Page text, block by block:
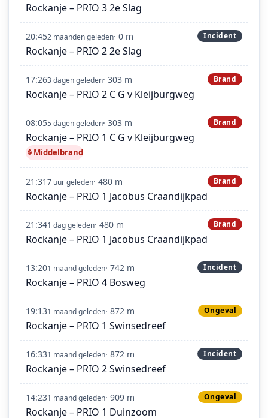
Rockanje – PRIO 3 2e Slag
20:452 maanden geleden· 0 m Incident
Rockanje – PRIO 2 2e Slag
17:263 dagen geleden· 303 m Brand
Rockanje – PRIO 2 C G v Kleijburgweg
08:055 dagen geleden· 303 m Brand
Rockanje – PRIO 1 C G v Kleijburgweg
Middelbrand
21:317 uur geleden· 480 m Brand
Rockanje – PRIO 1 Jacobus Craandijkpad
21:341 dag geleden· 480 m Brand
Rockanje – PRIO 1 Jacobus Craandijkpad
13:201 maand geleden· 742 m Incident
Rockanje – PRIO 4 Bosweg
19:131 maand geleden· 872 m Ongeval
Rockanje – PRIO 1 Swinsedreef
16:331 maand geleden· 872 m Incident
Rockanje – PRIO 2 Swinsedreef
14:231 maand geleden· 909 m Ongeval
Rockanje – PRIO 1 Duinzoom